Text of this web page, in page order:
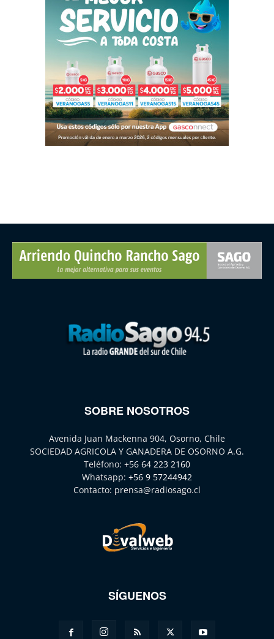
SOBRE NOSOTROS
Avenida Juan Mackenna 904, Osorno, Chile
SOCIEDAD AGRICOLA Y GANADERA DE OSORNO A.G.
Teléfono: +56 64 223 2160
Whatsapp: +56 9 57244942
Contacto: prensa@radiosago.cl
SÍGUENOS